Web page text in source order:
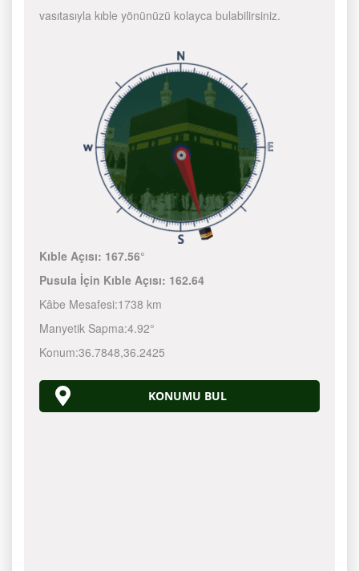
vasıtasıyla kıble yönünüzü kolayca bulabilirsiniz.
Kıble Açısı: 167.56°
Pusula İçin Kıble Açısı: 162.64
Kâbe Mesafesi:1738 km
Manyetik Sapma:4.92°
Konum:36.7848,36.2425
KONUMU BUL